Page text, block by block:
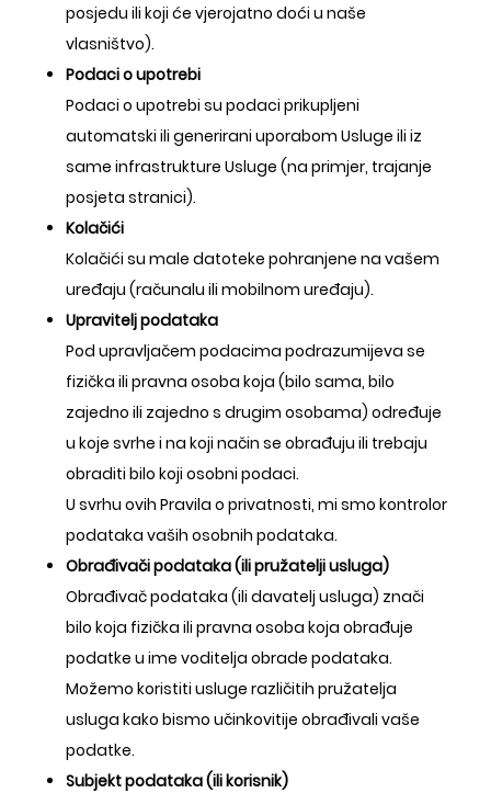
posjedu ili koji će vjerojatno doći u naše
vlasništvo).
Podaci o upotrebi
Podaci o upotrebi su podaci prikupljeni
automatski ili generirani uporabom Usluge ili iz
same infrastrukture Usluge (na primjer, trajanje
posjeta stranici).
Kolačići
Kolačići su male datoteke pohranjene na vašem
uređaju (računalu ili mobilnom uređaju).
Upravitelj podataka
Pod upravljačem podacima podrazumijeva se
fizička ili pravna osoba koja (bilo sama, bilo
zajedno ili zajedno s drugim osobama) određuje
u koje svrhe i na koji način se obrađuju ili trebaju
obraditi bilo koji osobni podaci.
U svrhu ovih Pravila o privatnosti, mi smo kontrolor
podataka vaših osobnih podataka.
Obrađivači podataka (ili pružatelji usluga)
Obrađivač podataka (ili davatelj usluga) znači
bilo koja fizička ili pravna osoba koja obrađuje
podatke u ime voditelja obrade podataka.
Možemo koristiti usluge različitih pružatelja
usluga kako bismo učinkovitije obrađivali vaše
podatke.
Subjekt podataka (ili korisnik)